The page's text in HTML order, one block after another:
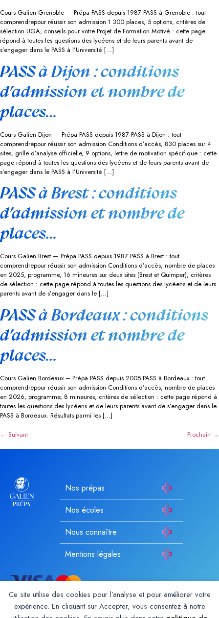
Ce site utilise des cookies pour l’analyse et pour améliorer votre
expérience. En cliquant sur Accepter, vous consentez à notre
Cours Galien Grenoble — Prépa PASS depuis 1987 PASS à Grenoble : tout
comprendrepour réussir son admission 1 300 places, 5 options, critères de
sélection UGA, conseils pour votre Projet de Formation Motivé : cette page
répond à toutes les questions des lycéens et de leurs parents avant de
s’engager dans le PASS à l’Université […]
PASS à Dijon : conditions
d’admission et nombre de
places…
Cours Galien Dijon — Prépa PASS depuis 1987 PASS à Dijon : tout
comprendrepour réussir son admission Conditions d’accès, 830 places sur 4
sites, grille d’analyse officielle, 9 options, lettre de motivation spécifique : cette
page répond à toutes les questions des lycéens et de leurs parents avant de
s’engager dans le PASS à l’Université […]
PASS à Brest : conditions
d’admission et nombre de
places…
Cours Galien Brest — Prépa PASS depuis 1987 PASS à Brest : tout
comprendrepour réussir son admission Conditions d’accès, nombre de places
en 2025, programme, 16 mineures sur deux sites (Brest et Quimper), critères
de sélection : cette page répond à toutes les questions des lycéens et de leurs
parents avant de s’engager dans le […]
PASS à Bordeaux : conditions
d’admission et nombre de
places…
Cours Galien Bordeaux – Prépa PASS depuis 2005 PASS à Bordeaux : tout
comprendrepour réussir son admission Conditions d’accès, nombre de places
en 2026, programme, 8 mineures, critères de sélection : cette page répond à
toutes les questions des lycéens et de leurs parents avant de s’engager dans le
PASS à Bordeaux. Résultats parmi les […]
← Suivant Prochain →
Nos prépas
Nos écoles
Nous connaître
Mentions légales